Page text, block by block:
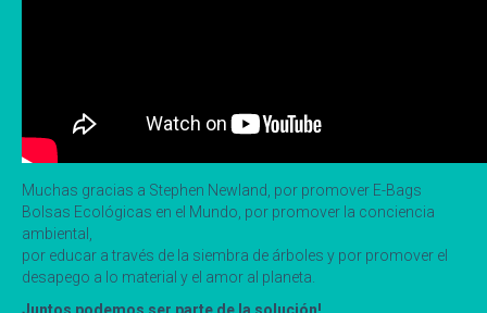
Muchas gracias a Stephen Newland, por promover E-Bags
Bolsas Ecológicas en el Mundo, por promover la conciencia
ambiental,
por educar a través de la siembra de árboles y por promover el
desapego a lo material y el amor al planeta.